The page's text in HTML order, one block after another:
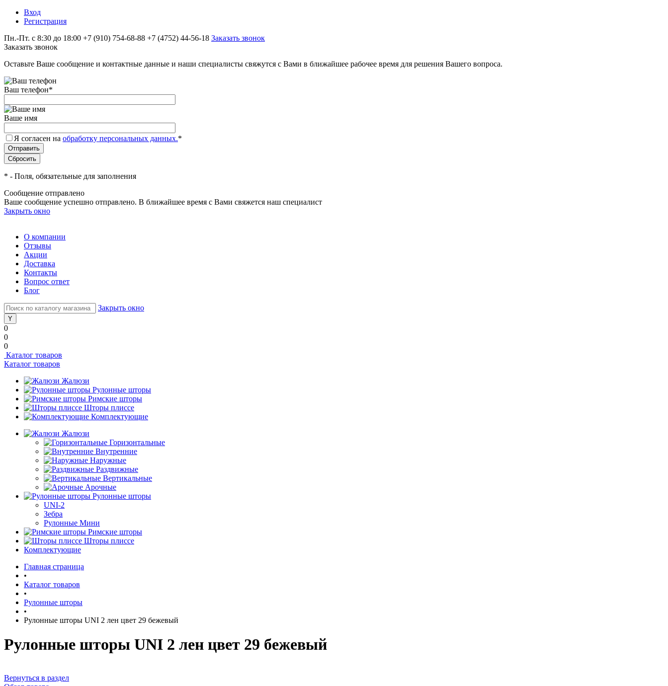
Вход
Регистрация
Пн.-Пт. с 8:30 до 18:00 +7 (910) 754‑68-88 +7 (4752) 44-56-18 Заказать звонок
Заказать звонок
Оставьте Ваше сообщение и контактные данные и наши специалисты свяжутся с Вами в ближайшее рабочее время для решения Вашего вопроса.
Ваш телефон*
Ваше имя
Я согласен на обработку персональных данных.*
* - Поля, обязательные для заполнения
Сообщение отправлено
Ваше сообщение успешно отправлено. В ближайшее время с Вами свяжется наш специалист
Закрыть окно
О компании
Отзывы
Акции
Доставка
Контакты
Вопрос ответ
Блог
Закрыть окно
0
0
0
Каталог товаров
Каталог товаров
Жалюзи
Рулонные шторы
Римские шторы
Шторы плиссе
Комплектующие
Жалюзи
Горизонтальные
Внутренние
Наружные
Раздвижные
Вертикальные
Арочные
Рулонные шторы
UNI-2
Зебра
Рулонные Мини
Римские шторы
Шторы плиссе
Комплектующие
Главная страница
•
Каталог товаров
•
Рулонные шторы
•
Рулонные шторы UNI 2 лен цвет 29 бежевый
Рулонные шторы UNI 2 лен цвет 29 бежевый
Вернуться в раздел